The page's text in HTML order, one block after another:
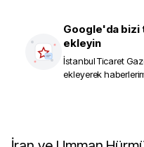
Google'da bizi
ekleyin
İstanbul Ticaret
ekleyerek